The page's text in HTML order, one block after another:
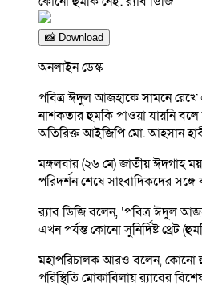
📸 Download
অনলাইন ডেস্ক
পবিত্র ঈদুল আজহাকে সামনে
নাশকতার হুমকি পাওয়া যায়নি বলে
অতিরিক্ত আইজিপি মো. আহসান
মঙ্গলবার (২৬ মে) জাতীয় ঈদগাহ
পরিদর্শন শেষে সাংবাদিকদের
র‍্যাব ডিজি বলেন, ‘পবিত্র ঈদুল
এখন পর্যন্ত কোনো সুনির্দিষ্ট থ্রেট
মহাপরিচালক আরও বলেন, কোনো
পরিস্থিতি মোকাবিলায় র‍্যাবের